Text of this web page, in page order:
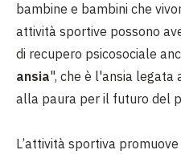
bambine e bambini che
attività sportive possono
di recupero psicosociale
ansia", che è l'ansia legata
alla paura per il futuro del
L’attività sportiva promuove